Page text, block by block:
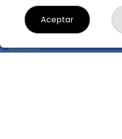
ADMINISTRACIÓN EL PELOTAZO
¿Quiénes somos?
Resultados
Aceptar